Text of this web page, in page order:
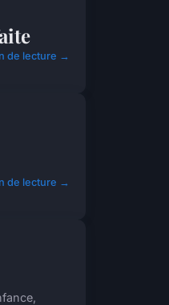
de lecture →
de lecture →